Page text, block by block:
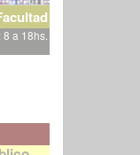
a 18hs.